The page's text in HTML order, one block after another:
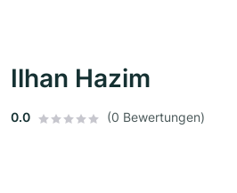
Ilhan Hazim
0.0 (0 Bewertungen)